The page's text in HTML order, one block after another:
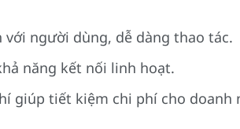
người dùng, dễ dàng thao tác.
năng kết nối linh hoạt.
giúp tiết kiệm chi phí cho doanh